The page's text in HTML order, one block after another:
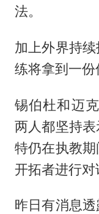
法。
加上外界持
练将拿到一份
锡伯杜和迈
两人都坚持
特仍在执教
开拓者进行对
昨日有消息